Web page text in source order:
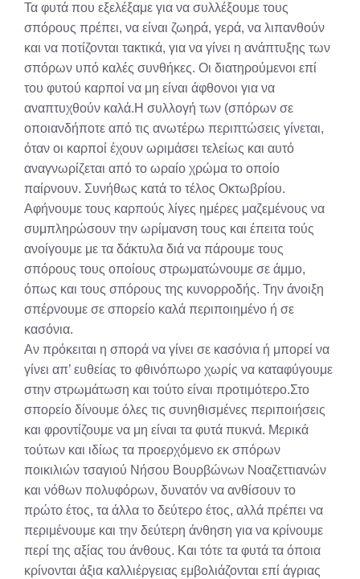
Τα φυτά που εξελέξαμε για να συλλέξουμε τους
σπόρους πρέπει, να είναι ζωηρά, γερά, να λιπανθούν
και να ποτίζονται τακτικά, για να γίνει η ανάπτυξης των
σπόρων υπό καλές συνθήκες. Οι διατηρούμενοι επί
του φυτού καρποί να μη είναι άφθονοι για να
αναπτυχθούν καλά.Η συλλογή των (σπόρων σε
οποιανδήποτε από τις ανωτέρω περιπτώσεις γίνεται,
όταν οι καρποί έχουν ωριμάσει τελείως και αυτό
αναγνωρίζεται από το ωραίο χρώμα το οποίο
παίρνουν. Συνήθως κατά το τέλος Οκτωβρίου.
Αφήνουμε τους καρπούς λίγες ημέρες μαζεμένους να
συμπληρώσουν την ωρίμανση τους και έπειτα τούς
ανοίγουμε με τα δάκτυλα διά να πάρουμε τους
σπόρους τους οποίους στρωματώνουμε σε άμμο,
όπως και τους σπόρους της κυνορροδής. Την άνοιξη
σπέρνουμε σε σπορείο καλά περιποιημένο ή σε
κασόνια.
Αν πρόκειται η σπορά να γίνει σε κασόνια ή μπορεί να
γίνει απ’ ευθείας το φθινόπωρο χωρίς να καταφύγουμε
στην στρωμάτωση και τούτο είναι προτιμότερο.Στο
σπορείο δίνουμε όλες τις συνηθισμένες περιποιήσεις
και φροντίζουμε να μη είναι τα φυτά πυκνά. Μερικά
τούτων και ιδίως τα προερχόμενο εκ σπόρων
ποικιλιών τσαγιού Νήσου Βουρβώνων Νοαζεττιανών
και νόθων πολυφόρων, δυνατόν να ανθίσουν το
πρώτο έτος, τα άλλα το δεύτερο έτος, αλλά πρέπει να
περιμένουμε και την δεύτερη άνθηση για να κρίνουμε
περί της αξίας του άνθους. Και τότε τα φυτά τα όποια
κρίνονται άξια καλλιέργειας εμβολιάζονται επί άγριας